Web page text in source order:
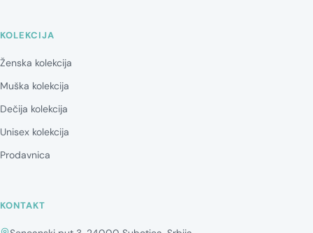
KOLEKCIJA
Ženska kolekcija
Muška kolekcija
Dečija kolekcija
Unisex kolekcija
Prodavnica
KONTAKT